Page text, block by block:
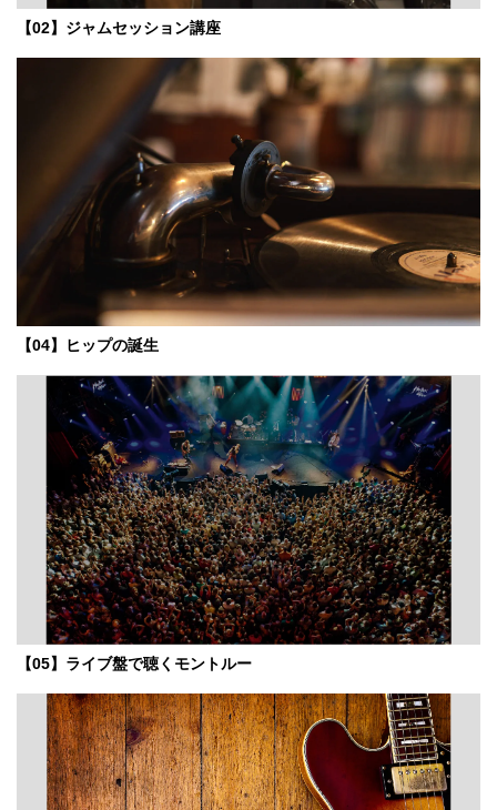
【02】ジャムセッション講座
【04】ヒップの誕生
【05】ライブ盤で聴くモントルー